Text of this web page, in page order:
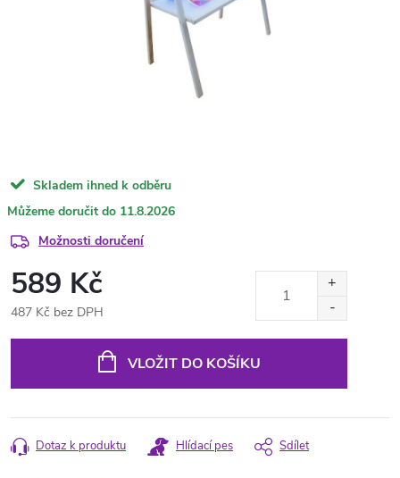
Skladem ihned k odběru
11.8.2026
Možnosti doručení
589 Kč
487 Kč bez DPH
VLOŽIT DO KOŠÍKU
Dotaz k produktu Hlídací pes Sdílet